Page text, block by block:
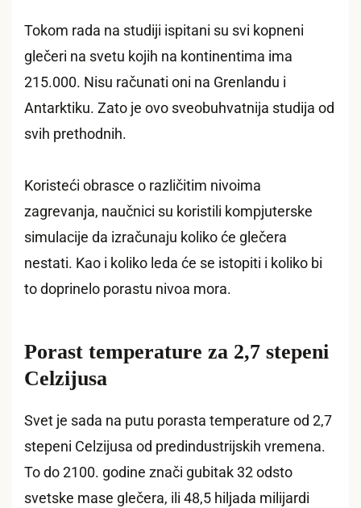
Tokom rada na studiji ispitani su svi kopneni
glečeri na svetu kojih na kontinentima ima
215.000. Nisu računati oni na Grenlandu i
Antarktiku. Zato je ovo sveobuhvatnija studija od
svih prethodnih.
Koristeći obrasce o različitim nivoima
zagrevanja, naučnici su koristili kompjuterske
simulacije da izračunaju koliko će glečera
nestati. Kao i koliko leda će se istopiti i koliko bi
to doprinelo porastu nivoa mora.
Porast temperature za 2,7 stepeni
Celzijusa
Svet je sada na putu porasta temperature od 2,7
stepeni Celzijusa od predindustrijskih vremena.
To do 2100. godine znači gubitak 32 odsto
svetske mase glečera, ili 48,5 hiljada milijardi